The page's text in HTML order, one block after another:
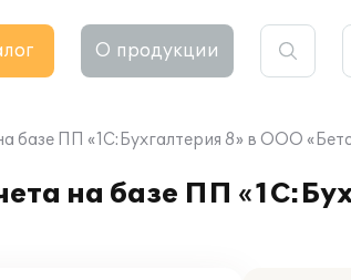
О продукции
базе ПП «1С:Бухгалтерия 8» в ООО
на базе ПП